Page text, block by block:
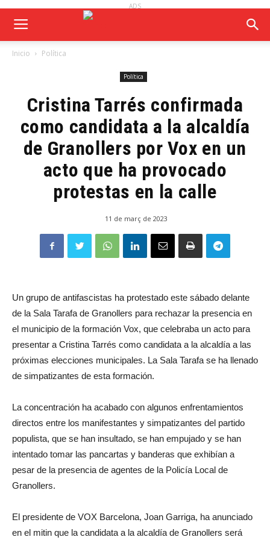
ADS
Inicio Política
Política
Cristina Tarrés confirmada
como candidata a la alcaldía
de Granollers por Vox en un
acto que ha provocado
protestas en la calle
11 de març de 2023
Un grupo de antifascistas ha protestado este sábado delante
de la Sala Tarafa de Granollers para rechazar la presencia en
el municipio de la formación Vox, que celebraba un acto para
presentar a Cristina Tarrés como candidata a la alcaldía a las
próximas elecciones municipales. La Sala Tarafa se ha llenado
de simpatizantes de esta formación.
La concentración ha acabado con algunos enfrentamientos
directos entre los manifestantes y simpatizantes del partido
populista, que se han insultado, se han empujado y se han
intentado tomar las pancartas y banderas que exhibían a
pesar de la presencia de agentes de la Policía Local de
Granollers.
El presidente de VOX Barcelona, Joan Garriga, ha anunciado
en el mitin que la candidata a la alcaldía de Granollers será